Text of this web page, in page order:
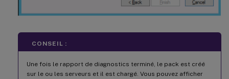
CONSEIL :
Une fois le rapport de diagnostics terminé, le pack est créé
sur le ou les serveurs et il est chargé. Vous pouvez afficher